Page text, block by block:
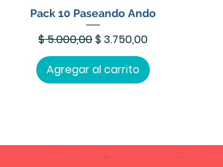
Pack 10 Paseando Ando
Precio
$ 5.000,00Precio de oferta
$ 3.750,00
Agregar al carrito